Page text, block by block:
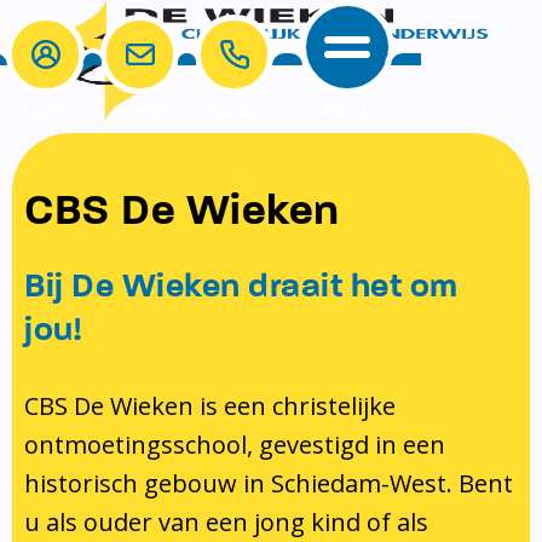
School
School
Onze visie rondom christelijke
identiteit
Pedagogisch klimaat en veiligheid
Bibliotheek
Ondersteuning
Ouders
MR & GMR
Aanmelden nieuwe leerling
Verlof aanvragen
Bibliotheek op school
Te weinig geld?
Contact
E-mail
CBS De Wieken
Bij De Wieken draait het om
jou!
CBS De Wieken is een christelijke
ontmoetingsschool, gevestigd in een
historisch gebouw in Schiedam-West. Bent
u als ouder van een jong kind of als